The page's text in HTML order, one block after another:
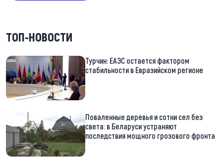
ТОП-НОВОСТИ
Турчин: ЕАЭС остается фактором
стабильности в Евразийском регионе
Поваленные деревья и сотни сел без
света: в Беларуси устраняют
последствия мощного грозового фронта